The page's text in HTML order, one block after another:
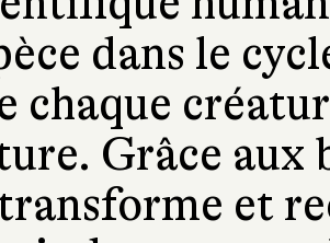
dans le
chaque
Grâce aux
et